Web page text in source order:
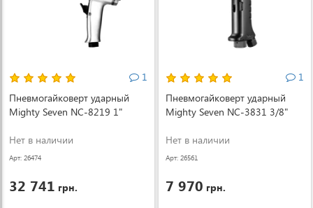
1
Пневмогайковерт ударный
Mighty Seven NC-8219 1"
Нет в наличии
Арт: 26474
32 741 грн.
1
Пневмогайковерт ударный
Mighty Seven NC-3831 3/8"
Нет в наличии
Арт: 26561
7 970 грн.